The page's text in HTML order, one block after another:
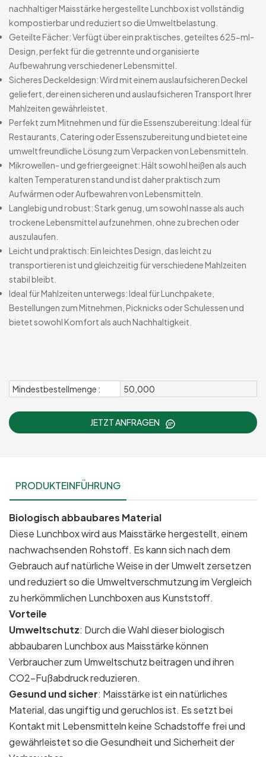
nachhaltiger Maisstärke hergestellte Lunchbox ist vollständig
kompostierbar und reduziert so die Umweltbelastung.
Geteilte Fächer: Verfügt über ein praktisches, geteiltes 625-ml-
Design, perfekt für die getrennte und organisierte
Aufbewahrung verschiedener Lebensmittel.
Sicheres Deckeldesign: Wird mit einem auslaufsicheren Deckel
geliefert, der einen sicheren und auslaufsicheren Transport Ihrer
Mahlzeiten gewährleistet.
Perfekt zum Mitnehmen und für die Essenszubereitung: Ideal für
Restaurants, Catering oder Essenszubereitung und bietet eine
umweltfreundliche Lösung zum Verpacken von Lebensmitteln.
Mikrowellen- und gefriergeeignet: Hält sowohl heißen als auch
kalten Temperaturen stand und ist daher praktisch zum
Aufwärmen oder Aufbewahren von Lebensmitteln.
Langlebig und robust: Stark genug, um sowohl nasse als auch
trockene Lebensmittel aufzunehmen, ohne zu brechen oder
auszulaufen.
Leicht und praktisch: Ein leichtes Design, das leicht zu
transportieren ist und gleichzeitig für verschiedene Mahlzeiten
stabil bleibt.
Ideal für Mahlzeiten unterwegs: Ideal für Lunchpakete,
Bestellungen zum Mitnehmen, Picknicks oder Schulessen und
bietet sowohl Komfort als auch Nachhaltigkeit.
Mindestbestellmenge : 50,000
JETZT ANFRAGEN
PRODUKTEINFÜHRUNG
Biologisch abbaubares Material
Diese Lunchbox wird aus Maisstärke hergestellt, einem
nachwachsenden Rohstoff. Es kann sich nach dem
Gebrauch auf natürliche Weise in der Umwelt zersetzen
und reduziert so die Umweltverschmutzung im Vergleich
zu herkömmlichen Lunchboxen aus Kunststoff.
Vorteile
Umweltschutz: Durch die Wahl dieser biologisch
abbaubaren Lunchbox aus Maisstärke können
Verbraucher zum Umweltschutz beitragen und ihren
CO2-Fußabdruck reduzieren.
Gesund und sicher: Maisstärke ist ein natürliches
Material, das ungiftig und geruchlos ist. Es setzt bei
Kontakt mit Lebensmitteln keine Schadstoffe frei und
gewährleistet so die Gesundheit und Sicherheit der